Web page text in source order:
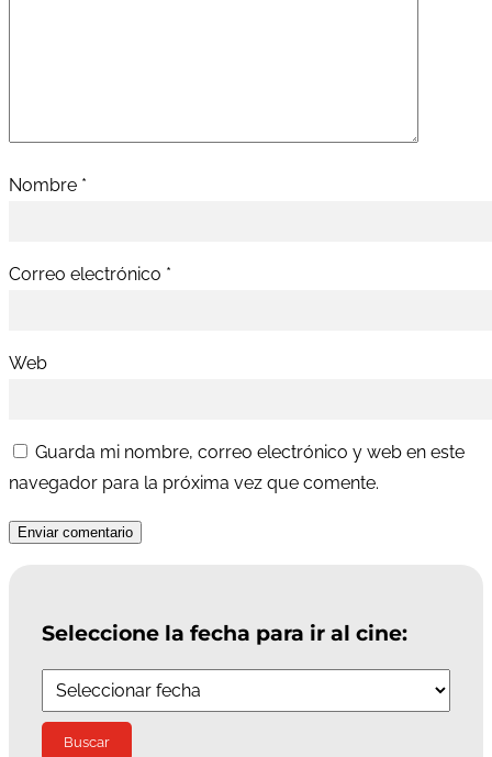
Nombre *
Correo electrónico *
Web
Guarda mi nombre, correo electrónico y web en este
navegador para la próxima vez que comente.
Enviar comentario
Seleccione la fecha para ir al cine: